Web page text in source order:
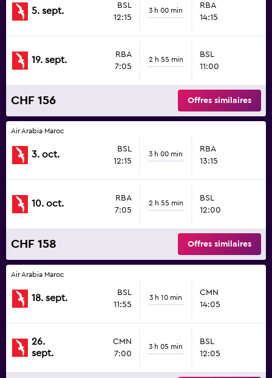
5. sept.
BSL
12:15
3 h 00 min
RBA
14:15
19. sept.
RBA
7:05
2 h 55 min
BSL
11:00
CHF 156 Offres similaires
Air Arabia Maroc
3. oct.
BSL
12:15
3 h 00 min
RBA
13:15
10. oct.
RBA
7:05
2 h 55 min
BSL
12:00
CHF 158 Offres similaires
Air Arabia Maroc
18. sept.
BSL
11:55
3 h 10 min
CMN
14:05
26.
sept.
CMN
7:00
3 h 05 min
BSL
12:05